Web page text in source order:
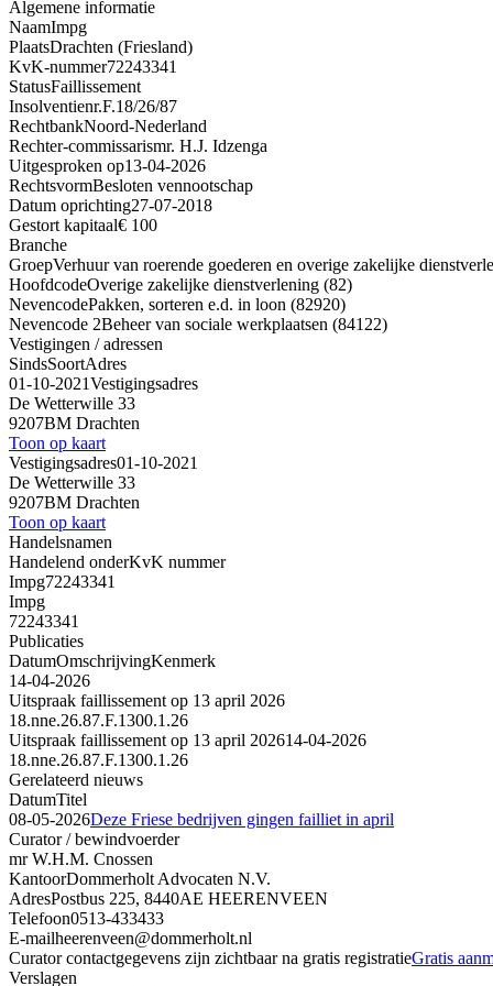
Algemene informatie
NaamImpg
PlaatsDrachten (Friesland)
KvK-nummer72243341
StatusFaillissement
Insolventienr.F.18/26/87
RechtbankNoord-Nederland
Rechter-commissarismr. H.J. Idzenga
Uitgesproken op13-04-2026
RechtsvormBesloten vennootschap
Datum oprichting27-07-2018
Gestort kapitaal€ 100
Branche
GroepVerhuur van roerende goederen en overige zakelijke
HoofdcodeOverige zakelijke dienstverlening (82)
NevencodePakken, sorteren e.d. in loon (82920)
Nevencode 2Beheer van sociale werkplaatsen (84122)
Vestigingen / adressen
SindsSoortAdres
01-10-2021Vestigingsadres
De Wetterwille 33
9207BM Drachten
Toon op kaart
Vestigingsadres01-10-2021
De Wetterwille 33
9207BM Drachten
Toon op kaart
Handelsnamen
Handelend onderKvK nummer
Impg72243341
Impg
72243341
Publicaties
DatumOmschrijvingKenmerk
14-04-2026
Uitspraak faillissement op 13 april 2026
18.nne.26.87.F.1300.1.26
Uitspraak faillissement op 13 april 202614-04-2026
18.nne.26.87.F.1300.1.26
Gerelateerd nieuws
DatumTitel
08-05-2026Deze Friese bedrijven gingen failliet in april
Curator / bewindvoerder
mr W.H.M. Cnossen
KantoorDommerholt Advocaten N.V.
AdresPostbus 225, 8440AE HEERENVEEN
Telefoon0513-433433
E-mailheerenveen@dommerholt.nl
Curator contactgegevens zijn zichtbaar na gratis registratieGratis
Verslagen